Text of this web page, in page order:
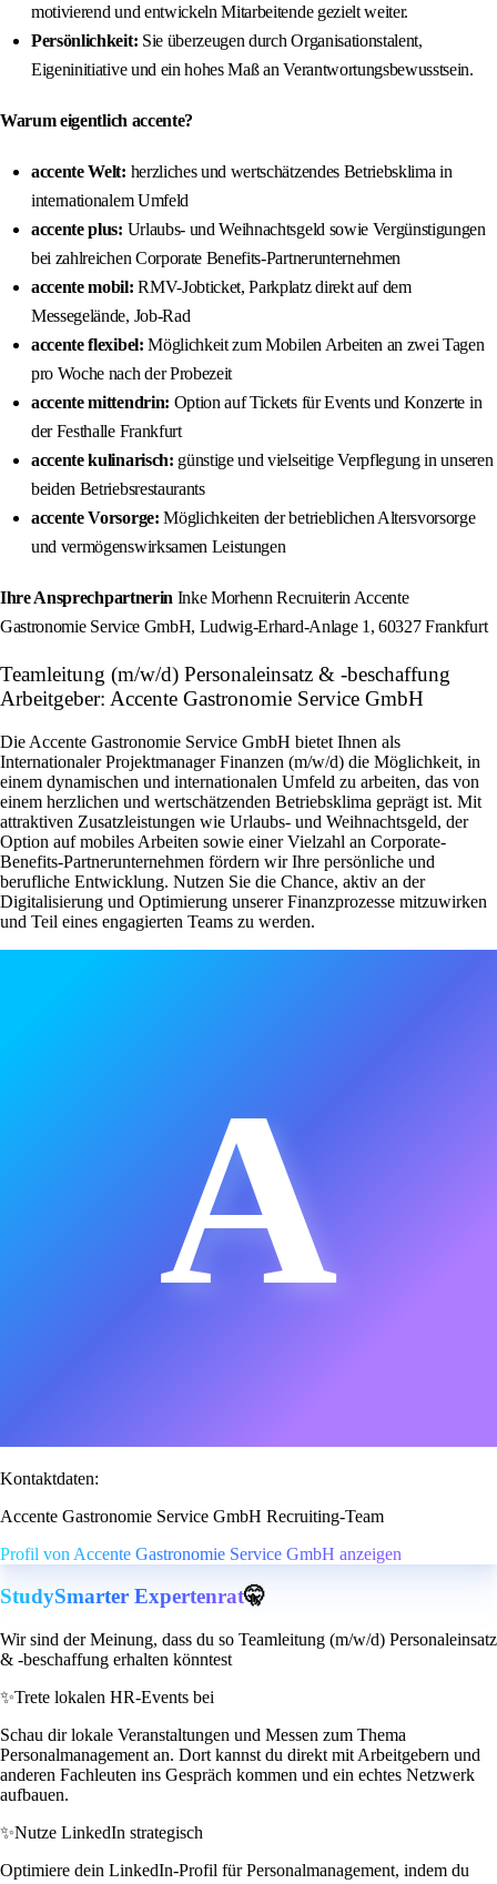
motivierend und entwickeln Mitarbeitende gezielt weiter.
Persönlichkeit: Sie überzeugen durch Organisationstalent,
Eigeninitiative und ein hohes Maß an Verantwortungsbewusstsein.
Warum eigentlich accente?
accente Welt: herzliches und wertschätzendes Betriebsklima in
internationalem Umfeld
accente plus: Urlaubs- und Weihnachtsgeld sowie Vergünstigungen
bei zahlreichen Corporate Benefits-Partnerunternehmen
accente mobil: RMV-Jobticket, Parkplatz direkt auf dem
Messegelände, Job-Rad
accente flexibel: Möglichkeit zum Mobilen Arbeiten an zwei Tagen
pro Woche nach der Probezeit
accente mittendrin: Option auf Tickets für Events und Konzerte in
der Festhalle Frankfurt
accente kulinarisch: günstige und vielseitige Verpflegung in unseren
beiden Betriebsrestaurants
accente Vorsorge: Möglichkeiten der betrieblichen Altersvorsorge
und vermögenswirksamen Leistungen
Ihre Ansprechpartnerin Inke Morhenn Recruiterin Accente
Gastronomie Service GmbH, Ludwig-Erhard-Anlage 1, 60327 Frankfurt
Teamleitung (m/w/d) Personaleinsatz & -beschaffung
Arbeitgeber: Accente Gastronomie Service GmbH
Die Accente Gastronomie Service GmbH bietet Ihnen als
Internationaler Projektmanager Finanzen (m/w/d) die Möglichkeit, in
einem dynamischen und internationalen Umfeld zu arbeiten, das von
einem herzlichen und wertschätzenden Betriebsklima geprägt ist. Mit
attraktiven Zusatzleistungen wie Urlaubs- und Weihnachtsgeld, der
Option auf mobiles Arbeiten sowie einer Vielzahl an Corporate-
Benefits-Partnerunternehmen fördern wir Ihre persönliche und
berufliche Entwicklung. Nutzen Sie die Chance, aktiv an der
Digitalisierung und Optimierung unserer Finanzprozesse mitzuwirken
und Teil eines engagierten Teams zu werden.
A
Kontaktdaten:
Accente Gastronomie Service GmbH Recruiting-Team
Profil von Accente Gastronomie Service GmbH anzeigen
StudySmarter Expertenrat🤫
Wir sind der Meinung, dass du so Teamleitung (m/w/d) Personaleinsatz
& -beschaffung erhalten könntest
✨Trete lokalen HR-Events bei
Schau dir lokale Veranstaltungen und Messen zum Thema
Personalmanagement an. Dort kannst du direkt mit Arbeitgebern und
anderen Fachleuten ins Gespräch kommen und ein echtes Netzwerk
aufbauen.
✨Nutze LinkedIn strategisch
Optimiere dein LinkedIn-Profil für Personalmanagement, indem du